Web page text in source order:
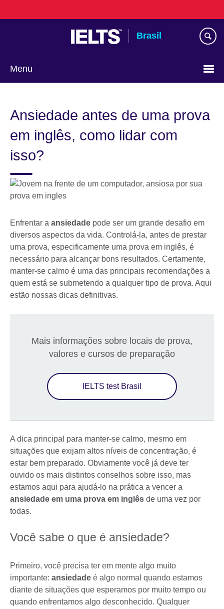
para
Brasil
Menu
language
Ansiedade antes de uma prova
em inglês, como lidar com
isso?
Enfrentar a ansiedade pode ser um grande desafio em
diversos aspectos da vida. Controlá-la, antes de prestar
uma prova, especificamente uma prova em inglês, é
necessário para alcançar bons resultados. Certamente,
manter-se calmo é uma das principais recomendações a
quem está se submetendo a qualquer tipo de prova. Aqui
estão nossas dicas definitivas.
Mais informações sobre locais de prova,
valores e cursos de preparação
IELTS test Brasil
A dica principal para manter-se calmo, mesmo em
situações que exijam altos níveis de concentração, é
estar bem preparado. Obviamente você já deve ter
ouvido os mais distintos conselhos sobre isso, mas
estamos aqui para ajudá-lo na prática a vencer a
ansiedade em uma prova em inglês de uma vez por
todas.
Você sabe o que é ansiedade?
Primeiro, você precisa ter em mente algo muito
importante: ansiedade é algo normal quando estamos
diante de situações que esperamos por muito tempo ou
quando enfrentamos algo desconhecido. Qualquer